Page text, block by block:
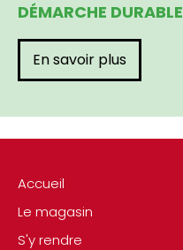
Accueil
Le magasin
S'y rendre
DÉMARCHE DURABLE
En savoir plus